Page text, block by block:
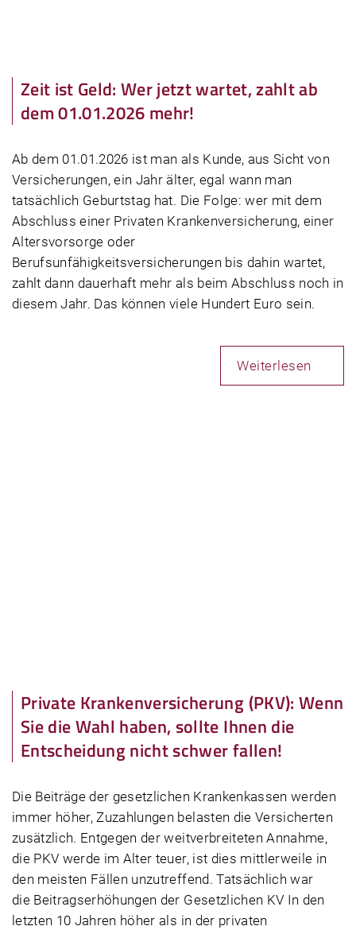
Zeit ist Geld: Wer jetzt wartet, zahlt ab
dem 01.01.2026 mehr!
Ab dem 01.01.2026 ist man als Kunde, aus Sicht von
Versicherungen, ein Jahr älter, egal wann man
tatsächlich Geburtstag hat. Die Folge: wer mit dem
Abschluss einer Privaten Krankenversicherung, einer
Altersvorsorge oder
Berufsunfähigkeitsversicherungen bis dahin wartet,
zahlt dann dauerhaft mehr als beim Abschluss noch in
diesem Jahr. Das können viele Hundert Euro sein.
Weiterlesen
Private Krankenversicherung (PKV): Wenn
Sie die Wahl haben, sollte Ihnen die
Entscheidung nicht schwer fallen!
Die Beiträge der gesetzlichen Krankenkassen werden
immer höher, Zuzahlungen belasten die Versicherten
zusätzlich. Entgegen der weitverbreiteten Annahme,
die PKV werde im Alter teuer, ist dies mittlerweile in
den meisten Fällen unzutreffend. Tatsächlich war
die Beitragserhöhungen der Gesetzlichen KV In den
letzten 10 Jahren höher als in der privaten